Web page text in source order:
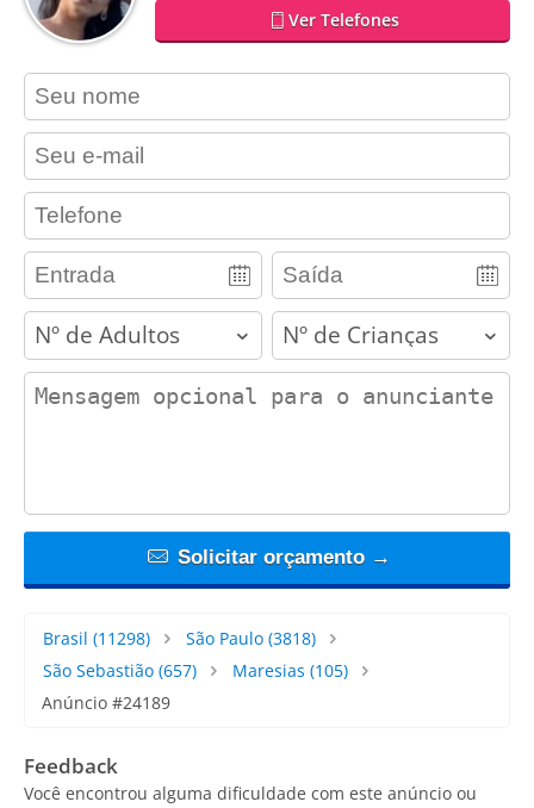
Ver Telefones
contact_name
contact_email
contact_phone
adults children
contact_message
Solicitar orçamento →
Brasil (11298) São Paulo(3818)
São Sebastião (657) Maresias (105)
Anúncio #24189
Feedback
Você encontrou alguma dificuldade com este anúncio ou